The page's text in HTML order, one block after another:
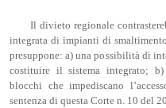
Il divieto regionale
integrata di impianti di
presuppone: a) una possibilità di
costituire il sistema integrato; b)
blocchi che impediscano
sentenza di questa Corte n. 10 del